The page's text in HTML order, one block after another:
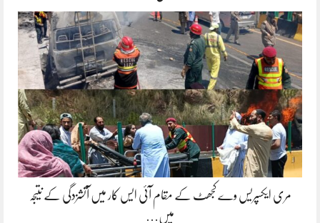
مری ایکسپریس وے کجھٹ کے مقام آئی ایس کار میں آتشزدگی کے نتیجہ
میں…